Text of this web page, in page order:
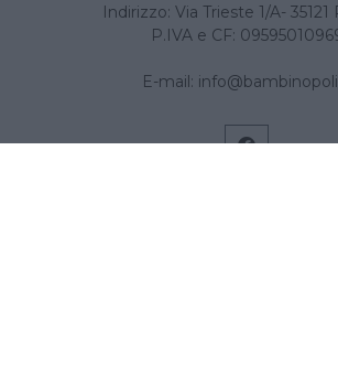
Indirizzo: Via Trieste 1/A- 35121
P.IVA e CF:
E-mail: